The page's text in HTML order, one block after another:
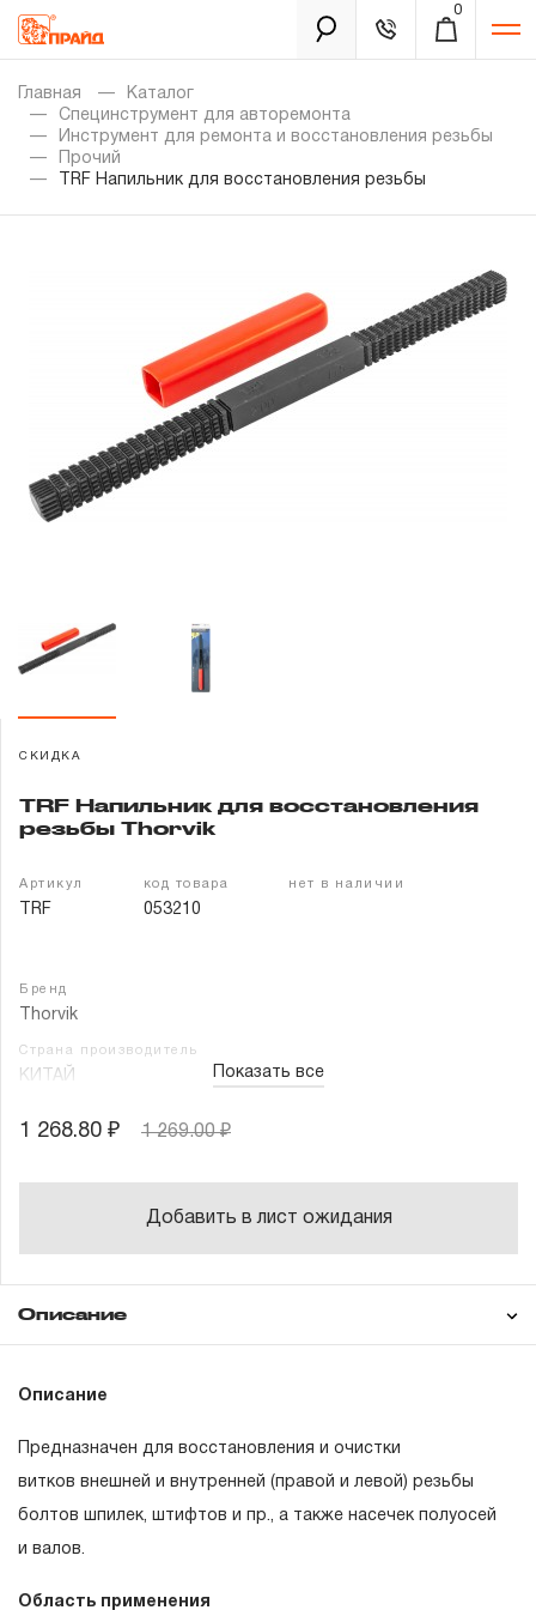
0
Каталог
Золотая лихорадка
Уцененный товар
Новости
Бренды
Доставка и оплата
Контакты
Забыли пароль?
Главная
Каталог
Специнструмент для авторемонта
Инструмент для ремонта и восстановления резьбы
Прочий
TRF Напильник для восстановления резьбы
СКИДКА
TRF Напильник для восстановления
резьбы Thorvik
Артикул
TRF
код товара
053210
нет в наличии
Бренд
Thorvik
Страна производитель
КИТАЙ Показать все
1 268.80 ₽ 1 269.00 ₽
Добавить в лист ожидания
Описание
Техническая
Описание
Предназначен для восстановления и очистки
витков внешней и внутренней (правой и левой) резьбы
болтов шпилек, штифтов и пр., а также насечек полуосей
и валов.
Область применения
Понятие «ПОЖИЗНЕННАЯ ГАРАНТИЯ».
себя признание неограниченного срока поддержания